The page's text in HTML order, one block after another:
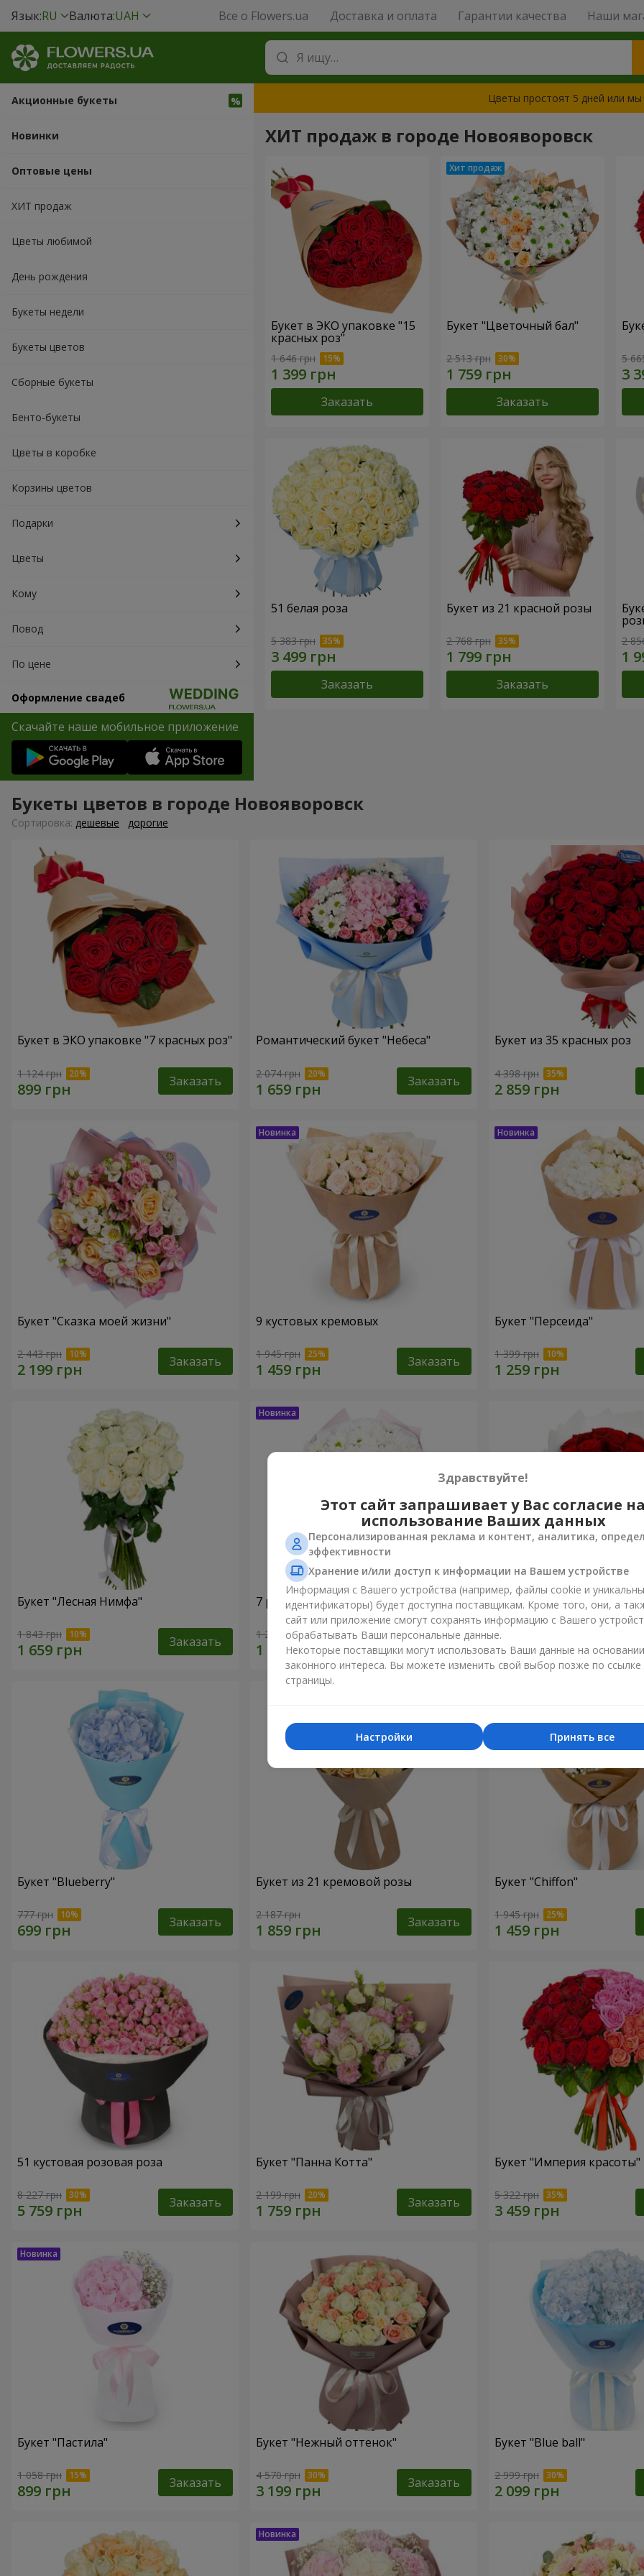
Язык:RU Валюта:UAH Все о Flowers.ua Доставка и оплата Гарантии качества Наши
Акционные букеты
Новинки
Оптовые цены
ХИТ продаж
Цветы любимой
День рождения
Букеты недели
Букеты цветов
Сборные букеты
Бенто-букеты
Цветы в коробке
Корзины цветов
Подарки
Цветы
Кому
Повод
По цене
Оформление свадеб
Скачайте наше мобильное приложение
Цветы простоят 5 дней или мы
ХИТ продаж в городе Новояворовск
Букет в ЭКО упаковке "15
красных роз"
1 646 грн
Заказать
Букет "Цветочный бал"
2 513 грн
Заказать
5
51 белая роза
5 383 грн
Заказать
Букет из 21 красной розы
2 768 грн
Заказать
2
Букеты цветов в городе Новояворовск
Cортировка: дешевые дорогие
Букет в ЭКО упаковке "7 красных роз"
1 124 грн Заказать
Романтический букет "Небеса"
2 074 грн Заказать
Букет из 35 красных роз
4 398 грн
Букет "Сказка моей жизни"
2 443 грн Заказать
9 кустовых кремовых
1 945 грн Заказать
Букет "Персеида"
1 399 грн
Букет "Лесная Нимфа"
1 843 грн Заказать
7 ромашковых хризантем
1 293 грн Заказать
Монобукет из 11 красных
1 449 грн
Букет "Blueberry"
777 грн Заказать
Букет из 21 кремовой розы
2 187 грн Заказать
Букет "Chiffon"
1 945 грн
51 кустовая розовая роза
8 227 грн Заказать
Букет "Панна Котта"
2 199 грн Заказать
Букет "Империя красоты"
5 322 грн
Букет "Пастила"
1 058 грн Заказать
Букет "Нежный оттенок"
4 570 грн Заказать
Букет "Blue ball"
2 999 грн
Здравствуйте!
Этот сайт запрашивает у Вас согласие на
использование Ваших данных
Персонализированная реклама и контент, аналитика,
эффективности
Хранение и/или доступ к информации на Вашем устройстве
Информация с Вашего устройства (например, файлы cookie и
идентификаторы) будет доступна поставщикам. Кроме того, они, а
сайт или приложение смогут сохранять информацию с Вашего
обрабатывать Ваши персональные данные.
Некоторые поставщики могут использовать Ваши данные на основании
законного интереса. Вы можете изменить свой выбор позже по ссылке
страницы.
Принять все
Настройки